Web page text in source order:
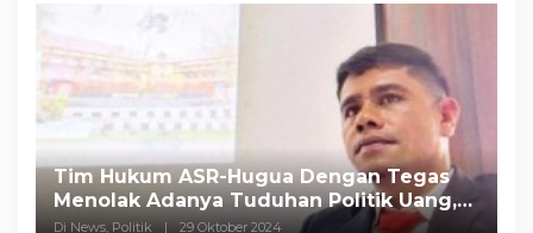
Tim Hukum ASR-Hugua Dengan Tegas
Menolak Adanya Tuduhan Politik Uang,
Pasar Murah Tidak Dilaksanakan Oleh
Di News, Politik | 29 Oktober 2024